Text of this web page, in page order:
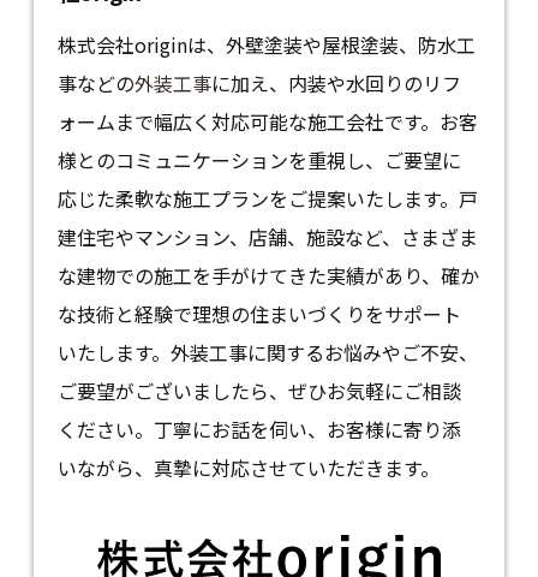
株式会社originは、外壁塗装や屋根塗装、防水工
事などの外装工事に加え、内装や水回りのリフ
ォームまで幅広く対応可能な施工会社です。お客
様とのコミュニケーションを重視し、ご要望に
応じた柔軟な施工プランをご提案いたします。戸
建住宅やマンション、店舗、施設など、さまざま
な建物での施工を手がけてきた実績があり、確か
な技術と経験で理想の住まいづくりをサポート
いたします。外装工事に関するお悩みやご不安、
ご要望がございましたら、ぜひお気軽にご相談
ください。丁寧にお話を伺い、お客様に寄り添
いながら、真摯に対応させていただきます。